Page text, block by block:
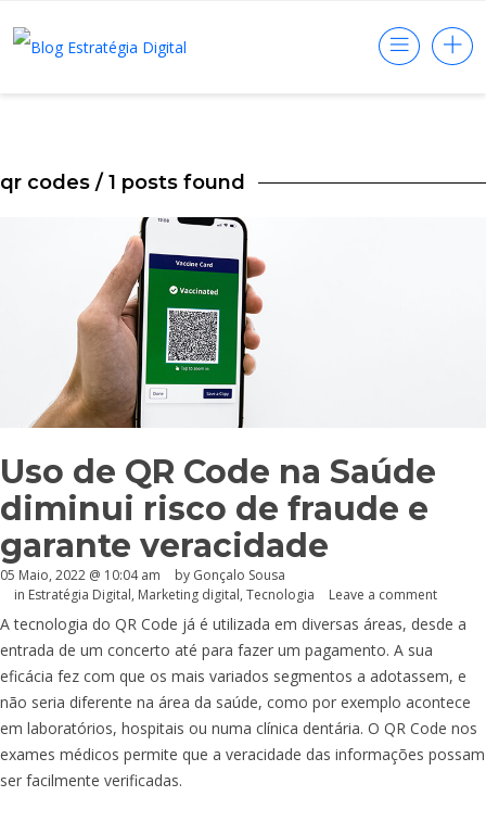
qr codes / 1 posts found
Uso de QR Code na Saúde
diminui risco de fraude e
garante veracidade
05 Maio, 2022 @ 10:04 am by Gonçalo Sousa
in Estratégia Digital, Marketing digital, Tecnologia Leave a comment
A tecnologia do QR Code já é utilizada em diversas áreas, desde a
entrada de um concerto até para fazer um pagamento. A sua
eficácia fez com que os mais variados segmentos a adotassem, e
não seria diferente na área da saúde, como por exemplo acontece
em laboratórios, hospitais ou numa clínica dentária. O QR Code nos
exames médicos permite que a veracidade das informações possam
ser facilmente verificadas.